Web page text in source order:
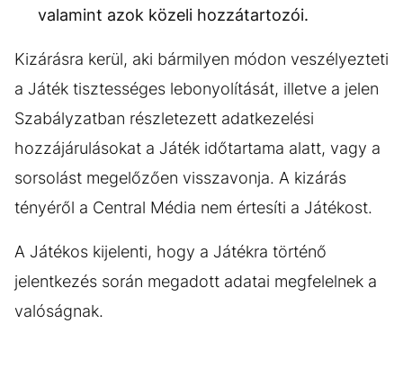
valamint azok közeli hozzátartozói.
Kizárásra kerül, aki bármilyen módon veszélyezteti
a Játék tisztességes lebonyolítását, illetve a jelen
Szabályzatban részletezett adatkezelési
hozzájárulásokat a Játék időtartama alatt, vagy a
sorsolást megelőzően visszavonja. A kizárás
tényéről a Central Média nem értesíti a Játékost.
A Játékos kijelenti, hogy a Játékra történő
jelentkezés során megadott adatai megfelelnek a
valóságnak.